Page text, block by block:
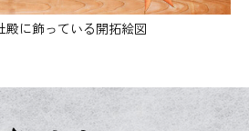
殿に飾っている開拓絵図